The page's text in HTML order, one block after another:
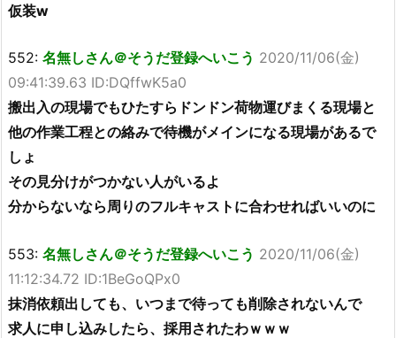
仮装w
552: 名無しさん＠そうだ登録へいこう 2020/11/06(金)
09:41:39.63 ID:DQffwK5a0
搬出入の現場でもひたすらドンドン荷物運びまくる現場と
他の作業工程との絡みで待機がメインになる現場があるで
しょ
その見分けがつかない人がいるよ
分からないなら周りのフルキャストに合わせればいいのに
553: 名無しさん＠そうだ登録へいこう 2020/11/06(金)
11:12:34.72 ID:1BeGoQPx0
抹消依頼出しても、いつまで待っても削除されないんで
求人に申し込みしたら、採用されたわｗｗｗ